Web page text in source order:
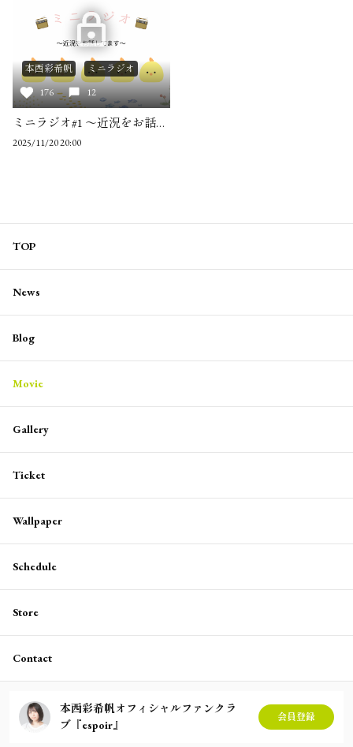
本西彩希帆
ミニラジオ
176
12
ミニラジオ#1 ～近況をお話してます～
2025/11/20 20:00
TOP
News
Blog
Movie
Gallery
Ticket
Wallpaper
Schedule
Store
Contact
本西彩希帆オフィシャルファンクラ
ブ『espoir』
会員登録